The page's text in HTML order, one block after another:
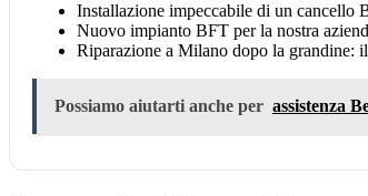
Installazione impeccabile di un cancello
Nuovo impianto BFT per la nostra
Riparazione a Milano dopo la grandine:
Possiamo aiutarti anche per assistenza